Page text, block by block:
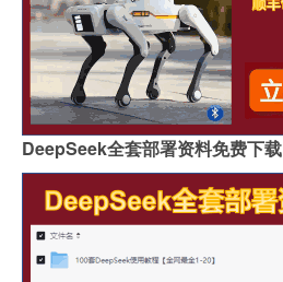
DeepSeek全套部署资料免费下载